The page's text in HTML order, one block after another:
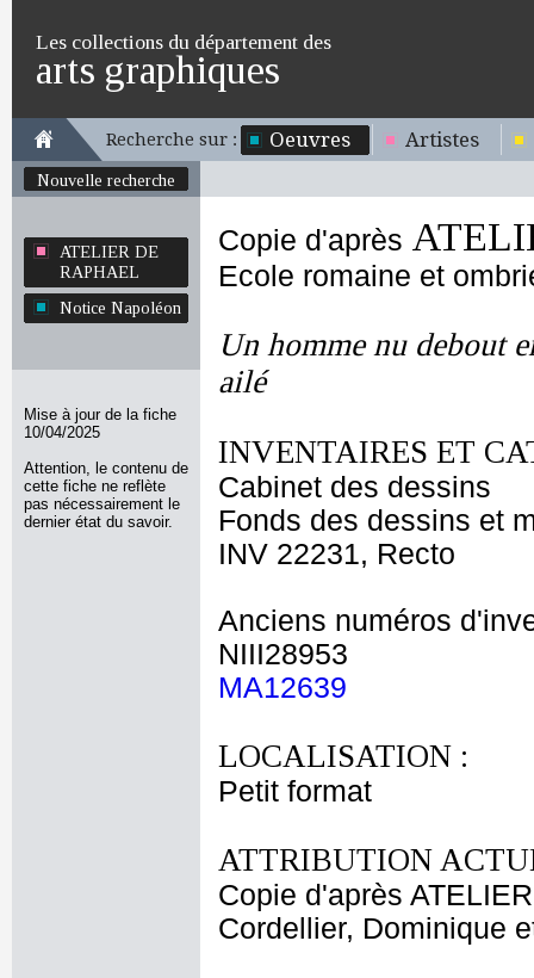
Les collections du département des
arts graphiques
Recherche sur : Oeuvres Artistes
Nouvelle recherche
ATELIER DE
RAPHAEL
Notice Napoléon
Mise à jour de la fiche
10/04/2025
Attention, le contenu de
cette fiche ne reflète
pas nécessairement le
dernier état du savoir.
Copie d'après
Ecole romaine et
Un homme nu debout
ailé
INVENTAIRES ET
Cabinet des dessins
Fonds des dessins et
INV 22231, Recto
Anciens numéros
NIII28953
MA12639
LOCALISATION :
Petit format
ATTRIBUTION
Copie d'après
Cordellier, Dominique